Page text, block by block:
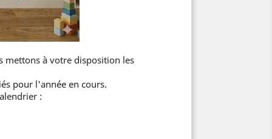
mettons à votre disposition les
pour l'année en cours.
: